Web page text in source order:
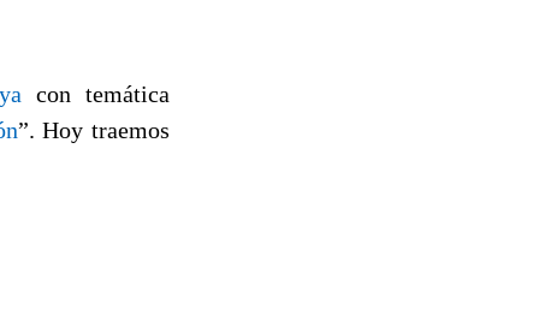
con temática
”. Hoy traemos